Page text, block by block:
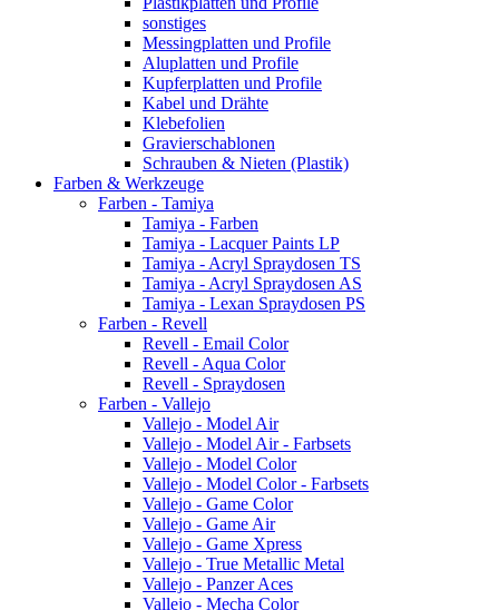
sonstiges
Messingplatten und Profile
Aluplatten und Profile
Kupferplatten und Profile
Kabel und Drähte
Klebefolien
Gravierschablonen
Schrauben & Nieten (Plastik)
Farben & Werkzeuge
Farben - Tamiya
Tamiya - Farben
Tamiya - Lacquer Paints LP
Tamiya - Acryl Spraydosen TS
Tamiya - Acryl Spraydosen AS
Tamiya - Lexan Spraydosen PS
Farben - Revell
Revell - Email Color
Revell - Aqua Color
Revell - Spraydosen
Farben - Vallejo
Vallejo - Model Air
Vallejo - Model Air - Farbsets
Vallejo - Model Color
Vallejo - Model Color - Farbsets
Vallejo - Game Color
Vallejo - Game Air
Vallejo - Game Xpress
Vallejo - True Metallic Metal
Vallejo - Panzer Aces
Vallejo - Mecha Color